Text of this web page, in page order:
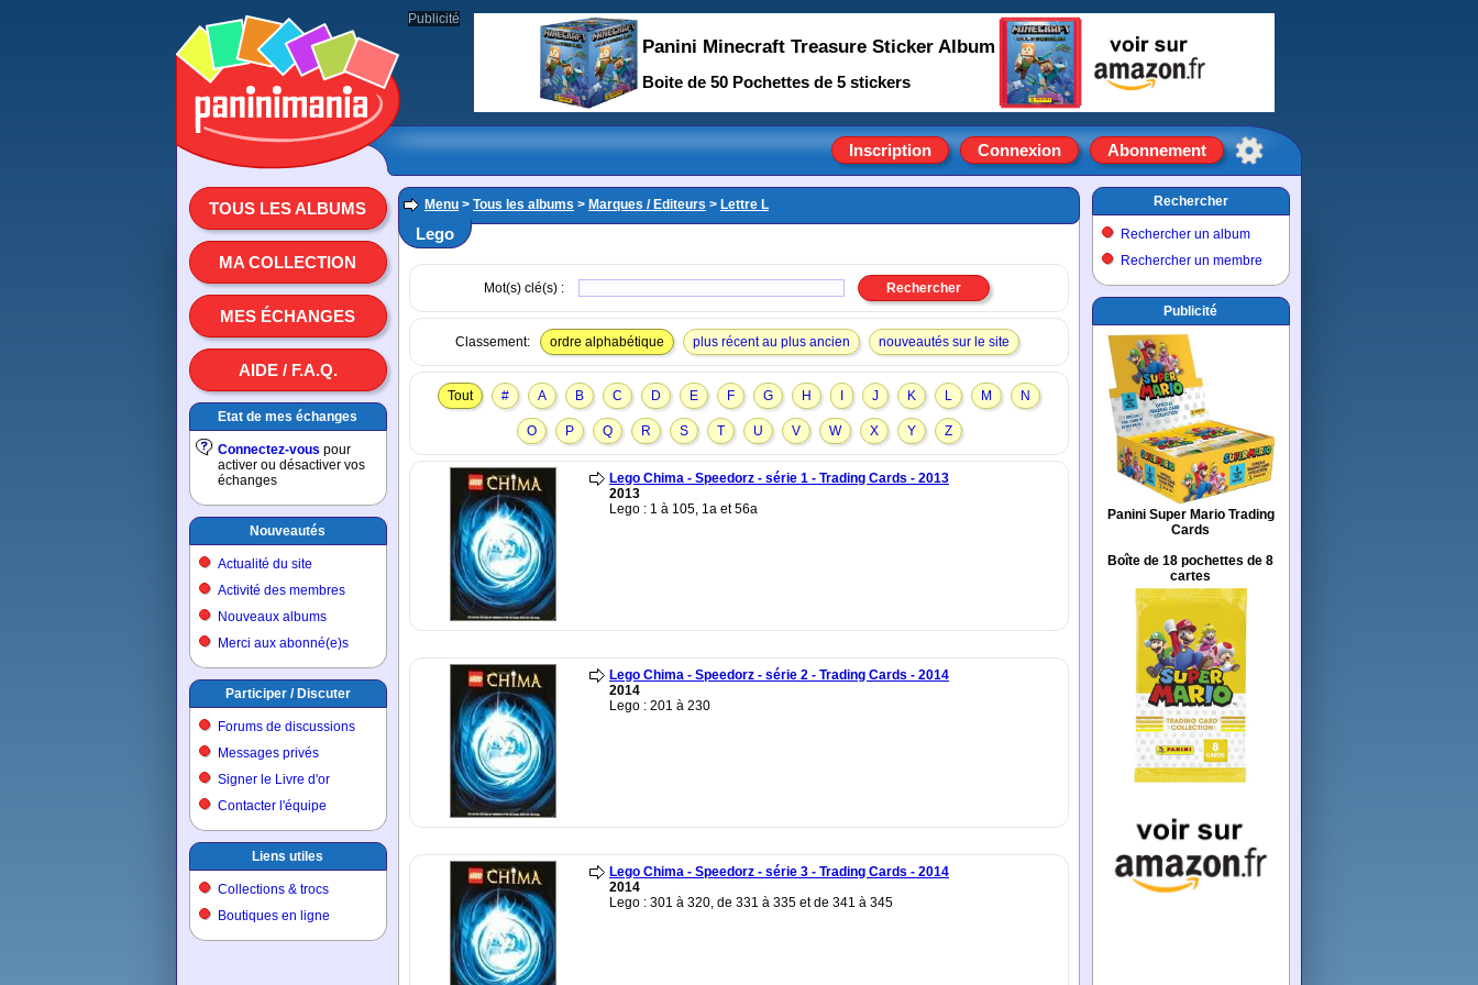
Inscription Connexion Abonnement
TOUS LES ALBUMS
MA COLLECTION
MES ÉCHANGES
AIDE / F.A.Q.
Etat de mes échanges
Connectez-vous pour
activer ou désactiver vos
échanges
Nouveautés
Actualité du site
Activité des membres
Nouveaux albums
Merci aux abonné(e)s
Participer / Discuter
Forums de discussions
Messages privés
Signer le Livre d'or
Contacter l'équipe
Liens utiles
Collections & trocs
Boutiques en ligne
Menu > Tous les albums > Marques / Editeurs > Lettre L
Lego
Mot(s) clé(s) :
Classement: ordre alphabétique plus récent au plus ancien nouveautés sur le site
Tout # A B C D E F G H J K L M N
O P Q R S T U V W X Y Z
Lego Chima - Speedorz - série 1 - Trading Cards - 2013
2013
Lego : 1 à 105, 1a et 56a
Lego Chima - Speedorz - série 2 - Trading Cards - 2014
2014
Lego : 201 à 230
Lego Chima - Speedorz - série 3 - Trading Cards - 2014
2014
Lego : 301 à 320, de 331 à 335 et de 341 à 345
Rechercher
Rechercher un album
Rechercher un membre
Publicité
Panini Super Mario Trading
Cards
Boîte de 18 pochettes de 8
cartes
Publicité
Panini Minecraft Treasure Sticker Album
Boite de 50 Pochettes de 5 stickers